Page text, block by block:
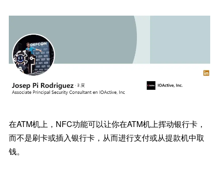
在ATM机上，NFC功能可以让你在ATM机上挥动银行卡，
而不是刷卡或插入银行卡，从而进行支付或从提款机中取
钱。